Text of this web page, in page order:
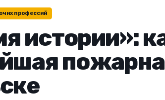
профессий
истории»: